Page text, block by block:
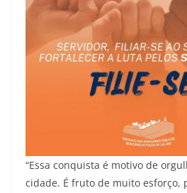
“Essa conquista é motivo de
cidade. É fruto de muito esforço,